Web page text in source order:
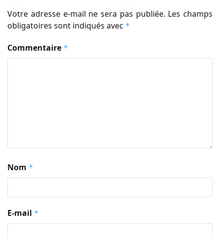
Votre adresse e-mail ne sera pas publiée. Les champs
obligatoires sont indiqués avec *
Commentaire *
Nom *
E-mail *